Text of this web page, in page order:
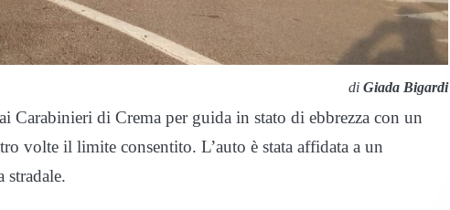
diGiada Bigardi
Carabinieri di Crema per guida in stato di ebbrezza con un
volte il limite consentito. L’auto è stata affidata a un
stradale.